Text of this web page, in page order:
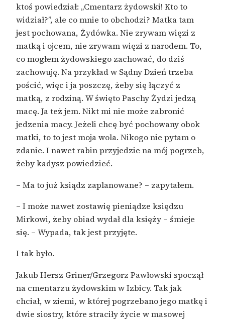
ktoś powiedział: „Cmentarz żydowski! Kto to
widział?”, ale co mnie to obchodzi? Matka tam
jest pochowana, Żydówka. Nie zrywam więzi z
matką i ojcem, nie zrywam więzi z narodem. To,
co mogłem żydowskiego zachować, do dziś
zachowuję. Na przykład w Sądny Dzień trzeba
pościć, więc i ja poszczę, żeby się łączyć z
matką, z rodziną. W święto Paschy Żydzi jedzą
macę. Ja też jem. Nikt mi nie może zabronić
jedzenia macy. Jeżeli chcę być pochowany obok
matki, to to jest moja wola. Nikogo nie pytam o
zdanie. I nawet rabin przyjedzie na mój pogrzeb,
żeby kadysz powiedzieć.
– Ma to już ksiądz zaplanowane? – zapytałem.
– I może nawet zostawię pieniądze księdzu
Mirkowi, żeby obiad wydał dla księży – śmieje
się. – Wypada, tak jest przyjęte.
I tak było.
Jakub Hersz Griner/Grzegorz Pawłowski spoczął
na cmentarzu żydowskim w Izbicy. Tak jak
chciał, w ziemi, w której pogrzebano jego matkę i
dwie siostry, które straciły życie w masowej